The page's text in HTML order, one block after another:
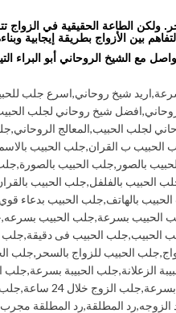
الطاعة الحقيقية في الزواج
بين الأزواج بطريقة إيجابية
مع الشيخ الروحاني أبو البراء
,اريد شيخ روحاني,اسرع جلب
,افضل شيخ روحاني لجلب
لجلب الحبيب,المعالج الروحاني,
الحبيب ب القران,جلب الحبيب بالاسم
بالصور ,جلب الحبيب بالصورة,
الحبيب بالفلفل,جلب الحبيب
بالهاتف,جلب الحبيب بدعاء قوي
الحبيب بسرعة,جلب الحبيب بسرعه,
الحبيب,جلب الحبيب فى دقيقة,جلب
,جلب الحبيب للزواج بالسحر ,جلب
الزعلانة,جلب الحبيبة بسرعة,جلب
,جلب الزوج خلال 24 ساعة ,جلب
الزوجه,رد المطلقة,رد المطلقة مجرب